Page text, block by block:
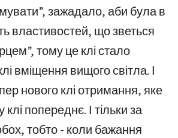
зажадало, аби була в
властивостей, що зветься
тому це клі стало
вміщення вищого світла. І
нового клі отримання, яке
попереднє. І тільки за
тобто - коли бажання